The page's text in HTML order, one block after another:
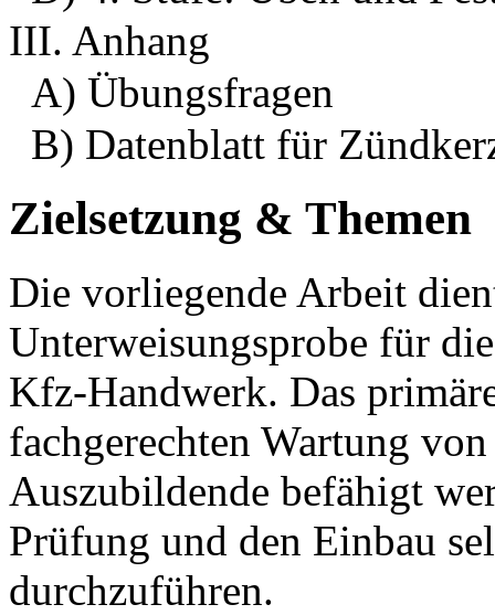
III. Anhang
A) Übungsfragen
B) Datenblatt für
Zielsetzung & Themen
Die vorliegende Arbeit
Unterweisungsprobe für
Kfz-Handwerk. Das
fachgerechten Wartung
Auszubildende befähigt
Prüfung und den Einbau
durchzuführen.